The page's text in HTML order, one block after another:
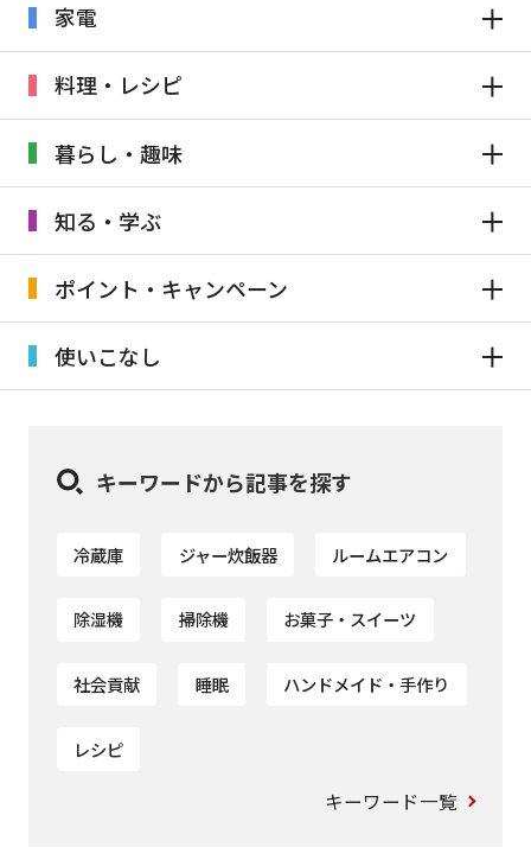
家電
料理・レシピ
暮らし・趣味
知る・学ぶ
ポイント・キャンペーン
使いこなし
キーワードから記事を探す
冷蔵庫 ジャー炊飯器 ルームエアコン
除湿機 掃除機 お菓子・スイーツ
社会貢献 睡眠 ハンドメイド・手作り
レシピ
キーワード一覧